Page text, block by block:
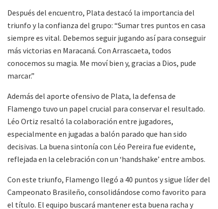
Después del encuentro, Plata destacó la importancia del
triunfo y la confianza del grupo: “Sumar tres puntos en casa
siempre es vital. Debemos seguir jugando así para conseguir
más victorias en Maracaná. Con Arrascaeta, todos
conocemos su magia. Me moví bien y, gracias a Dios, pude
marcar.”
Además del aporte ofensivo de Plata, la defensa de
Flamengo tuvo un papel crucial para conservar el resultado.
Léo Ortiz resaltó la colaboración entre jugadores,
especialmente en jugadas a balón parado que han sido
decisivas. La buena sintonía con Léo Pereira fue evidente,
reflejada en la celebración con un ‘handshake’ entre ambos.
Con este triunfo, Flamengo llegó a 40 puntos y sigue líder del
Campeonato Brasileño, consolidándose como favorito para
el título. El equipo buscará mantener esta buena racha y